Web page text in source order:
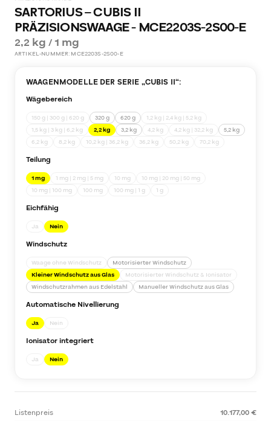
SARTORIUS – CUBIS II
PRÄZISIONSWAAGE - MCE2203S-2S00-E
2,2 kg / 1 mg
ARTIKEL-NUMMER: MCE2203S-2S00-E
WAAGENMODELLE DER SERIE „CUBIS II“:
Wägebereich
150 g | 300 g | 620 g 320 g 620 g
1,2 kg | 2,4 kg | 5,2 kg
1,5 kg | 3 kg | 6,2 kg
2,2 kg 3,2 kg 4,2 kg 4,2 kg | 32,2 kg
5,2 kg
6,2 kg
8,2 kg 10,2 kg | 36,2 kg 36,2 kg 50,2 kg 70,2 kg
Teilung
1 mg 1 mg | 2 mg | 5 mg 10 mg
10 mg | 20 mg | 50 mg
10 mg | 100 mg
100 mg 100 mg | 1 g 1 g
Eichfähig
Ja Nein
Windschutz
Waage ohne Windschutz
Motorisierter Windschutz
Kleiner Windschutz aus Glas
Motorisierter Windschutz & Ionisator
Windschutzrahmen aus Edelstahl
Manueller Windschutz aus Glas
Automatische Nivellierung
Ja Nein
Ionisator integriert
Ja Nein
Listenpreis
10.177,00 €